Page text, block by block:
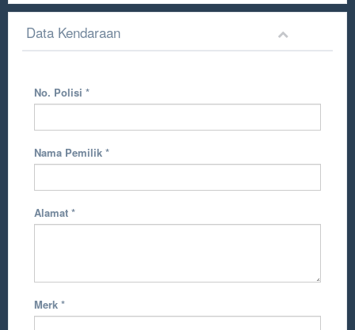
Data Kendaraan
No. Polisi *
Nama Pemilik *
Alamat *
Merk *